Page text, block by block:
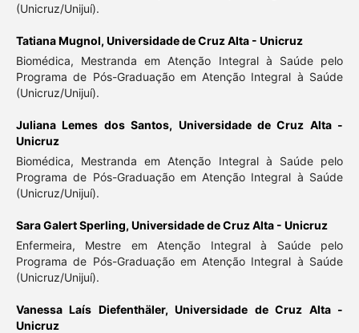
(Unicruz/Unijuí).
Tatiana Mugnol, Universidade de Cruz Alta - Unicruz
Biomédica, Mestranda em Atenção Integral à Saúde pelo
Programa de Pós-Graduação em Atenção Integral à Saúde
(Unicruz/Unijuí).
Juliana Lemes dos Santos, Universidade de Cruz Alta -
Unicruz
Biomédica, Mestranda em Atenção Integral à Saúde pelo
Programa de Pós-Graduação em Atenção Integral à Saúde
(Unicruz/Unijuí).
Sara Galert Sperling, Universidade de Cruz Alta - Unicruz
Enfermeira, Mestre em Atenção Integral à Saúde pelo
Programa de Pós-Graduação em Atenção Integral à Saúde
(Unicruz/Unijuí).
Vanessa Laís Diefenthäler,Universidade de Cruz Alta -
Unicruz